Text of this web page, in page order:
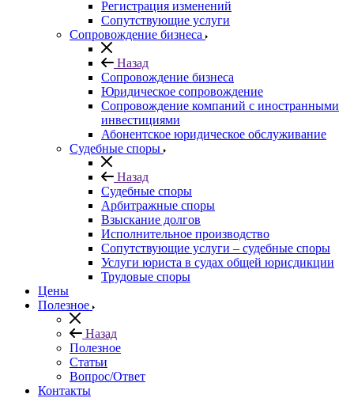
Регистрация изменений
Сопутствующие услуги
Сопровождение бизнеса
Назад
Сопровождение бизнеса
Юридическое сопровождение
Сопровождение компаний с иностранными
инвестициями
Абонентское юридическое обслуживание
Судебные споры
Назад
Судебные споры
Арбитражные споры
Взыскание долгов
Исполнительное производство
Сопутствующие услуги – судебные споры
Услуги юриста в судах общей юрисдикции
Трудовые споры
Цены
Полезное
Назад
Полезное
Статьи
Вопрос/Ответ
Контакты